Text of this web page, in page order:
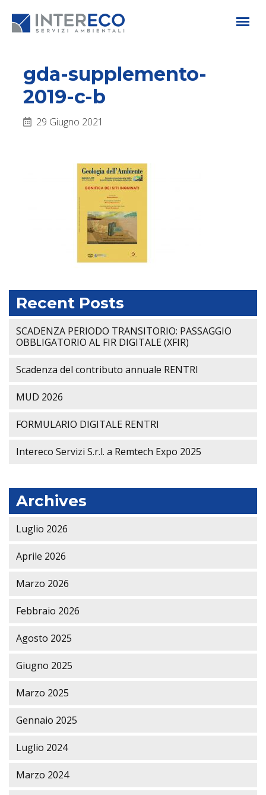
gda-supplemento-
2019-c-b
29 Giugno 2021
Recent Posts
SCADENZA PERIODO TRANSITORIO: PASSAGGIO
OBBLIGATORIO AL FIR DIGITALE (XFIR)
Scadenza del contributo annuale RENTRI
MUD 2026
FORMULARIO DIGITALE RENTRI
Intereco Servizi S.r.l. a Remtech Expo 2025
Archives
Luglio 2026
Aprile 2026
Marzo 2026
Febbraio 2026
Agosto 2025
Giugno 2025
Marzo 2025
Gennaio 2025
Luglio 2024
Marzo 2024